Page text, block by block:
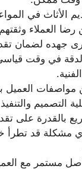
الأثاث في
العملاء
جهده لضمان
في وقت
العميل
التصميم
بالقدرة على
مشكلة قد تطرأ
مستمر مع